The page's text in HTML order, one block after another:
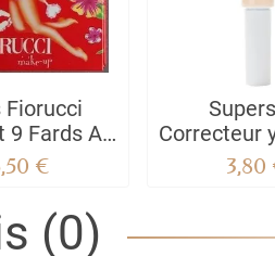
Fiorucci
9 Fards A
Gloss Et
Blush
€
Correcteur
3,80
(0)